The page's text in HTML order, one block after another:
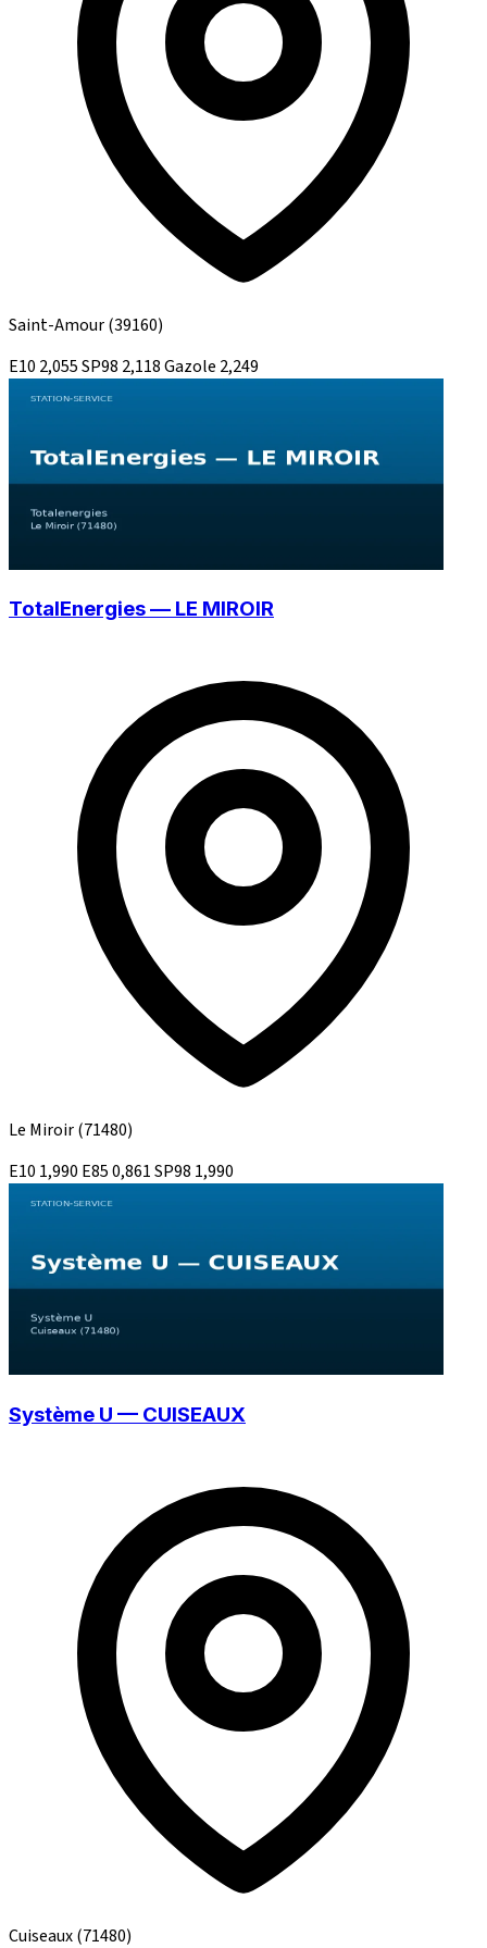
Saint-Amour(39160)
E10 2,055SP98 2,118Gazole 2,249
TotalEnergies — LE MIROIR
Le Miroir(71480)
E10 1,990 E850,861SP98 1,990
Système U — CUISEAUX
Cuiseaux(71480)